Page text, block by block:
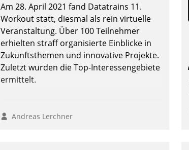
Am 28. April 2021 fand Datatrains 11.
Workout statt, diesmal als rein virtuelle
Veranstaltung. Über 100 Teilnehmer
erhielten straff organisierte Einblicke in
Zukunftsthemen und innovative Projekte.
Zuletzt wurden die Top-Interessengebiete
ermittelt.
Andreas Lerchner